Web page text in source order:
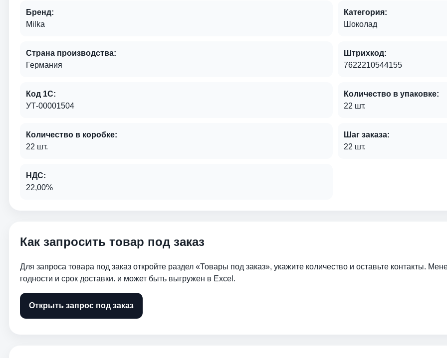
Бренд:
Milka
Категория:
Шоколад
Страна производства:
Германия
Штрихкод:
7622210544155
Код 1С:
УТ-00001504
Количество в упаковке:
22 шт.
Количество в коробке:
22 шт.
Шаг заказа:
22 шт.
НДС:
22,00%
Как запросить товар под заказ
Для запроса товара под заказ откройте раздел «Товары под заказ», укажите количество и оставьте контакты.
годности и срок доставки. и может быть выгружен в Excel.
Открыть запрос под заказ